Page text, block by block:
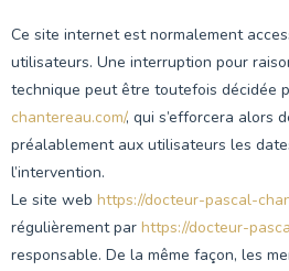
Ce site internet est normalement
utilisateurs. Une interruption pour
technique peut être toutefois décidée
chantereau.com/, qui s’efforcera alors
préalablement aux utilisateurs les
l’intervention.
Le site web https://docteur-pascal-
régulièrement par https://docteur-
responsable. De la même façon, les